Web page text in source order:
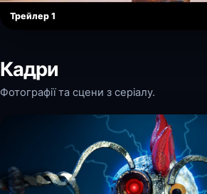
Трейлер 1
Кадри
Фотографії та сцени з серіалу.